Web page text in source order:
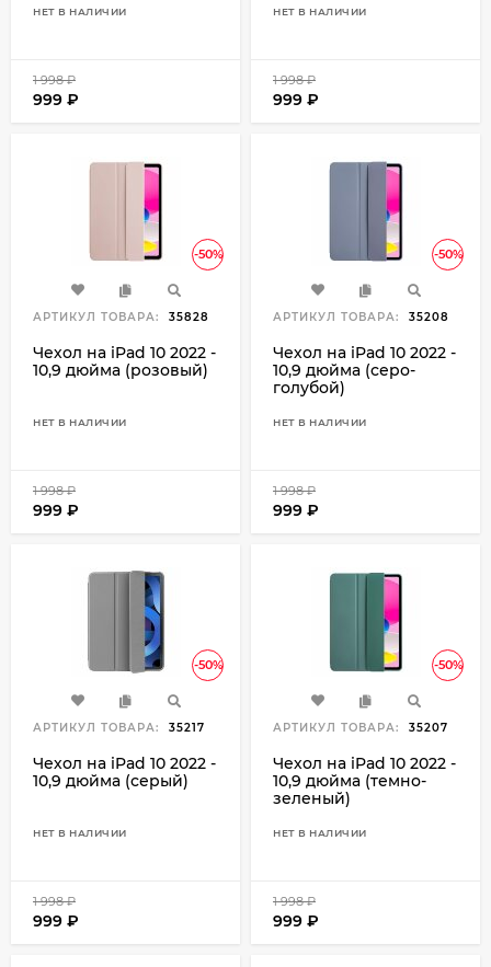
НЕТ В НАЛИЧИИ
1 998₽
999 ₽
НЕТ В НАЛИЧИИ
1 998₽
999 ₽
-50%
АРТИКУЛ ТОВАРА: 35828
Чехол на iPad 10 2022 -
10,9 дюйма (розовый)
НЕТ В НАЛИЧИИ
1 998₽
999 ₽
-50%
АРТИКУЛ ТОВАРА: 35208
Чехол на iPad 10 2022 -
10,9 дюйма (серо-
голубой)
НЕТ В НАЛИЧИИ
1 998₽
999 ₽
-50%
АРТИКУЛ ТОВАРА: 35217
Чехол на iPad 10 2022 -
10,9 дюйма (серый)
НЕТ В НАЛИЧИИ
1 998₽
999 ₽
-50%
АРТИКУЛ ТОВАРА: 35207
Чехол на iPad 10 2022 -
10,9 дюйма (темно-
зеленый)
НЕТ В НАЛИЧИИ
1 998₽
999 ₽